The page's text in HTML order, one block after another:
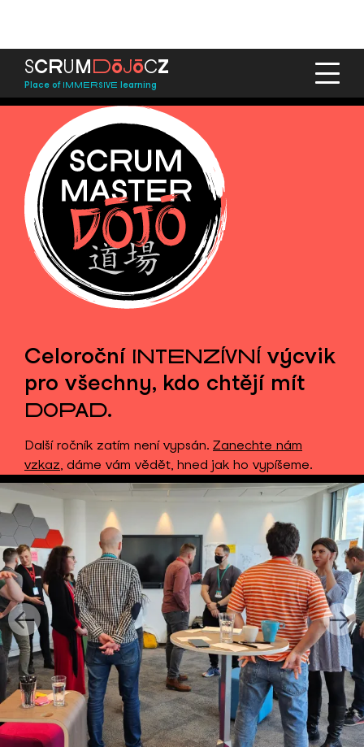
SCRUMDōJōCZ
Place of IMMERSIVE learning
Celoroční INTENZÍVNÍvýcvik
pro všechny, kdo chtějí mít
DOPAD.
Další ročník zatím není vypsán. Zanechte nám
vzkaz , dáme vám vědět, hned jak ho vypíšeme.